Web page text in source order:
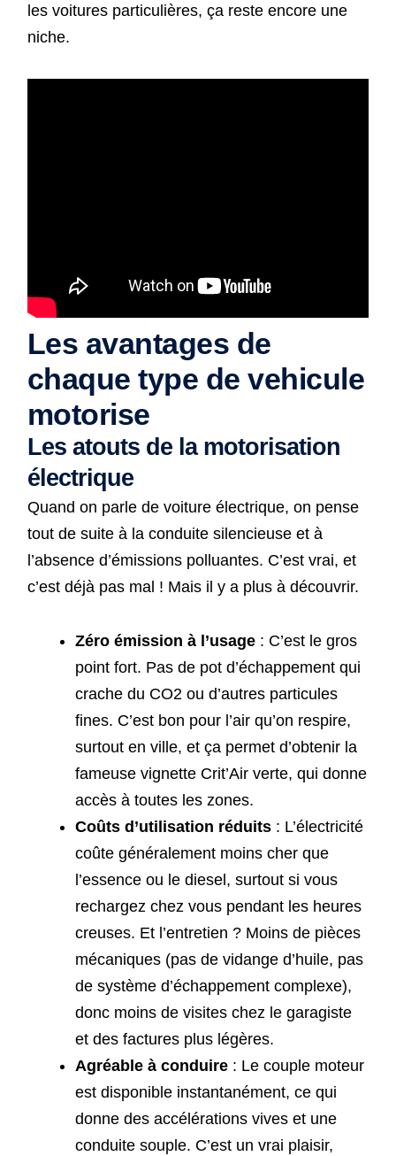
les voitures particulières, ça reste encore une
niche.
Les avantages de
chaque type de vehicule
motorise
Les atouts de la motorisation
électrique
Quand on parle de voiture électrique, on pense
tout de suite à la conduite silencieuse et à
l’absence d’émissions polluantes. C’est vrai, et
c’est déjà pas mal ! Mais il y a plus à découvrir.
Zéro émission à l’usage: C’est le gros
point fort. Pas de pot d’échappement qui
crache du CO2 ou d’autres particules
fines. C’est bon pour l’air qu’on respire,
surtout en ville, et ça permet d’obtenir la
fameuse vignette Crit’Air verte, qui donne
accès à toutes les zones.
Coûts d’utilisation réduits: L’électricité
coûte généralement moins cher que
l’essence ou le diesel, surtout si vous
rechargez chez vous pendant les heures
creuses. Et l’entretien ? Moins de pièces
mécaniques (pas de vidange d’huile, pas
de système d’échappement complexe),
donc moins de visites chez le garagiste
et des factures plus légères.
Agréable à conduire: Le couple moteur
est disponible instantanément, ce qui
donne des accélérations vives et une
conduite souple. C’est un vrai plaisir,